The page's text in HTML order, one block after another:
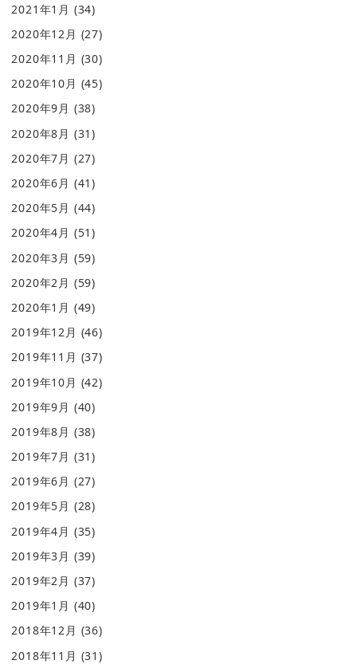
2021年1月 (34)
2020年12月 (27)
2020年11月 (30)
2020年10月 (45)
2020年9月 (38)
2020年8月 (31)
2020年7月 (27)
2020年6月 (41)
2020年5月 (44)
2020年4月 (51)
2020年3月 (59)
2020年2月 (59)
2020年1月 (49)
2019年12月 (46)
2019年11月 (37)
2019年10月 (42)
2019年9月 (40)
2019年8月 (38)
2019年7月 (31)
2019年6月 (27)
2019年5月 (28)
2019年4月 (35)
2019年3月 (39)
2019年2月 (37)
2019年1月 (40)
2018年12月 (36)
2018年11月 (31)